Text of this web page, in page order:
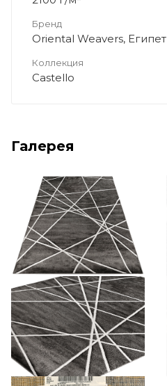
Бренд
Oriental Weavers, Египет
Коллекция
Castello
Галерея